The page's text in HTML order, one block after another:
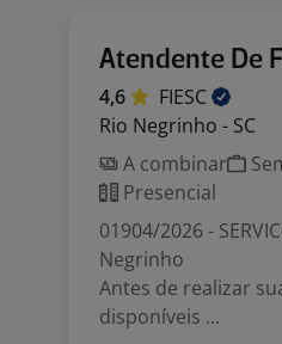
Atendente De
4,6
FIESC
Rio Negrinho - SC
A combinar
Presencial
01904/2026 -
Negrinho
Antes de realizar
disponíveis ...